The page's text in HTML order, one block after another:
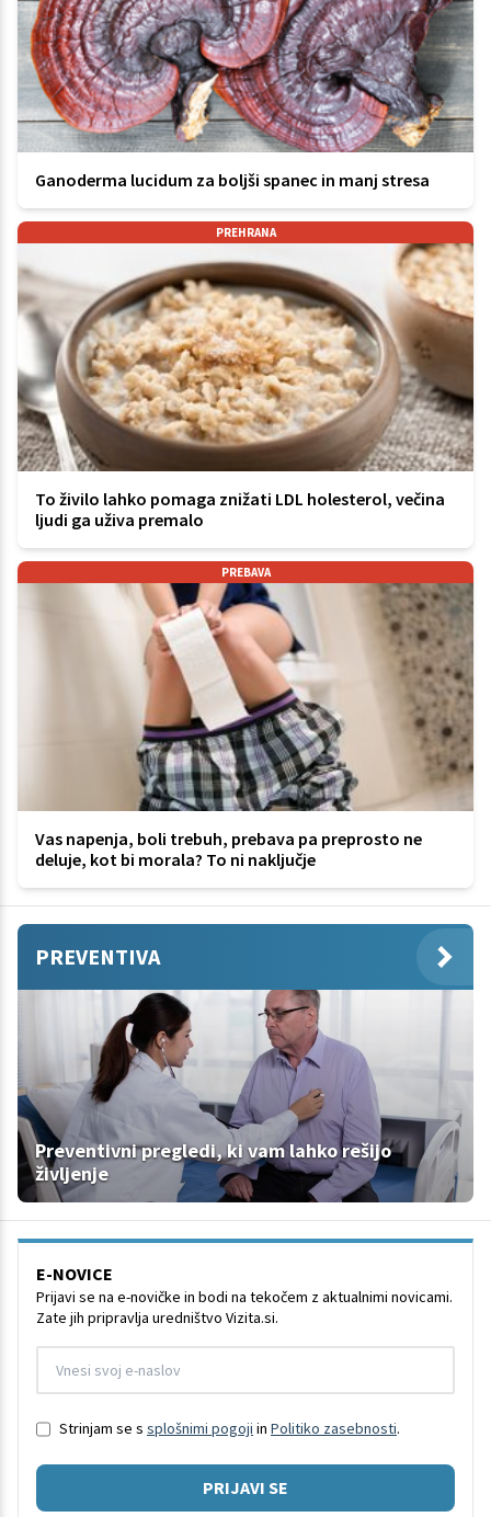
Ganoderma lucidum za boljši spanec in manj stresa
PREHRANA
To živilo lahko pomaga znižati LDL holesterol, večina
ljudi ga uživa premalo
PREBAVA
Vas napenja, boli trebuh, prebava pa preprosto ne
deluje, kot bi morala? To ni naključje
PREVENTIVA
Preventivni pregledi, ki vam lahko rešijo
življenje
E-NOVICE
Prijavi se na e-novičke in bodi na tekočem z aktualnimi novicami.
Zate jih pripravlja uredništvo Vizita.si.
Strinjam se s splošnimi pogoji in Politiko zasebnosti.
PRIJAVI SE